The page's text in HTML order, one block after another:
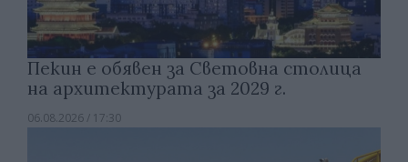
Пекин е обявен за Световна столица
на архитектурата за 2029 г.
06.08.2026 / 17:30